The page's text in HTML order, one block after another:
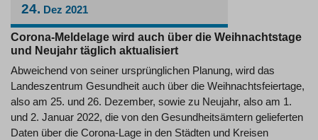
24. Dez 2021
Corona-Meldelage wird auch über die Weihnachtstage
und Neujahr täglich aktualisiert
Abweichend von seiner ursprünglichen Planung, wird das
Landeszentrum Gesundheit auch über die Weihnachtsfeiertage,
also am 25. und 26. Dezember, sowie zu Neujahr, also am 1.
und 2. Januar 2022, die von den Gesundheitsämtern gelieferten
Daten über die Corona-Lage in den Städten und Kreisen